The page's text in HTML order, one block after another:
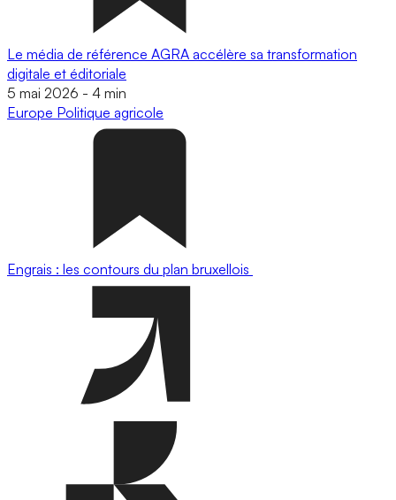
Le média de référence AGRA accélère sa transformation
digitale et éditoriale
5 mai 2026 - 4 min
Europe Politique agricole
Engrais : les contours du plan bruxellois